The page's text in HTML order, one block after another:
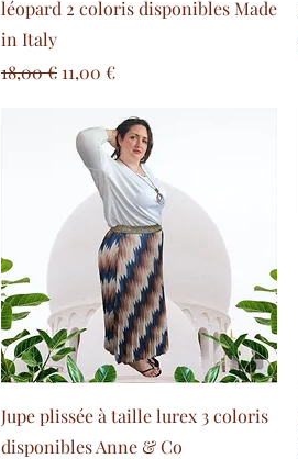
léopard 2 coloris disponibles Made
in Italy
Prezzo regolare
18,00 € Prezzo scontato
11,00 €
Jupe plissée à taille lurex 3 coloris
disponibles Anne & Co